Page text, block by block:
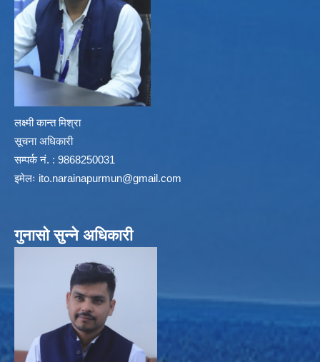
लक्ष्मी कान्त मिश्रा
सूचना अधिकारी
सम्पर्क नं. : 9868250031
इमेलः ito.narainapurmun@gmail.com
गुनासो सुन्ने अधिकारी